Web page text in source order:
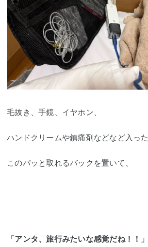
毛抜き、手鏡、イヤホン、
ハンドクリームや鎮痛剤などなど入った
このパッと取れるバックを置いて、
「アンタ、旅行みたいな感覚だね！！」